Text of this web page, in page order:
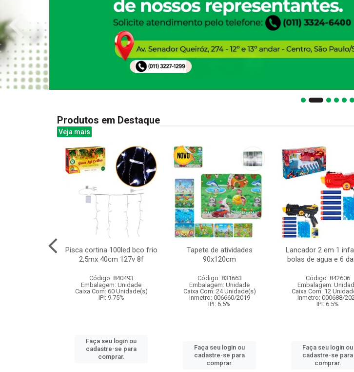
Produtos em Destaque
Veja mais
Pisca cortina 100led bco frio
2,5mx 40cm 127v 8f
Código: 840493
Embalagem: Unidade
Caixa Com: 60 Unidade(s)
IPI: 9.75%
Faça seu login ou
cadastre-se para
comprar.
Tapete de atividades
90x120cm
Código: 831663
Embalagem: Unidade
Caixa Com: 24 Unidade(s)
Inmetro: 006660/2019
IPI: 6.5%
Faça seu login ou
cadastre-se para
comprar.
Lancador 2 em 1
bolas de agua e 6
Código: 842606
Embalagem:
Caixa Com: 12
Inmetro: 000688/
IPI: 6.5%
Faça seu login ou
cadastre-se para
comprar.